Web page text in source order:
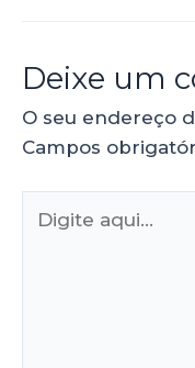
Deixe um
O seu endereço
Campos